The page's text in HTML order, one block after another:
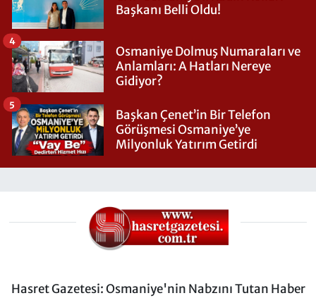
Başkanı Belli Oldu!
Osmaniye Dolmuş Numaraları ve
Anlamları: A Hatları Nereye
Gidiyor?
4
Başkan Çenet’in Bir Telefon
Görüşmesi Osmaniye’ye
Milyonluk Yatırım Getirdi
5
Hasret Gazetesi: Osmaniye'nin Nabzını Tutan Haber